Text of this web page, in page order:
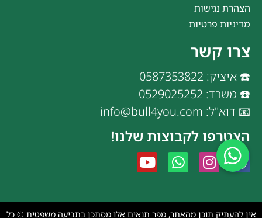
הצהרת נגישות
מדיניות פרטיות
צרו קשר
☎️ איציק: 0587353822
☎️ משרד: 0529025252
📧 דוא"ל: info@bull4you.com
הצטרפו לקבוצות שלנו!
אין להעתיק תוכן מהאתר, מפר תנאים אלו מסתכן בתביעה משפטית © כל